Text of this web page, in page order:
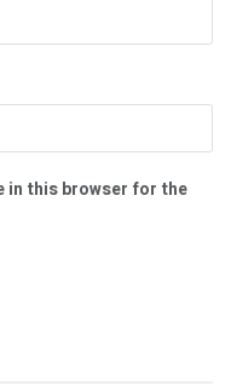
in this browser for the